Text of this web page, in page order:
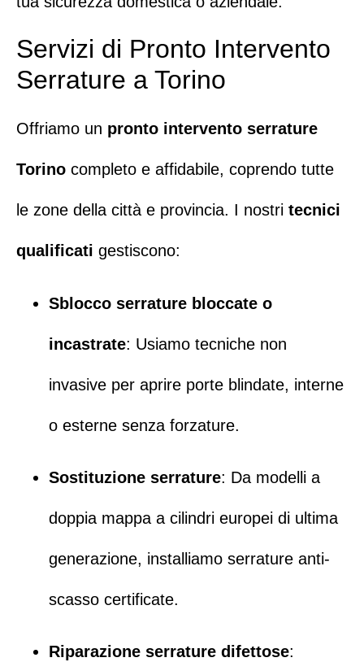
Servizi di Pronto Intervento
Serrature a Torino
Offriamo un pronto intervento serrature
Torino completo e affidabile, coprendo tutte
le zone della città e provincia. I nostri tecnici
qualificati gestiscono:
Sblocco serrature bloccate o
incastrate: Usiamo tecniche non
invasive per aprire porte blindate, interne
o esterne senza forzature.
Sostituzione serrature: Da modelli a
doppia mappa a cilindri europei di ultima
generazione, installiamo serrature anti-
scasso certificate.
Riparazione serrature difettose: